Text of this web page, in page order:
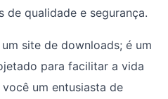
de qualidade e segurança.
site de downloads; é um
para facilitar a vida
um entusiasta de